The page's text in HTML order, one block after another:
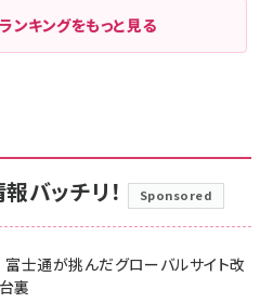
ンキングをもっと見る
バッチリ！ Sponsored
士通が挑んだグローバルサイト改
裏